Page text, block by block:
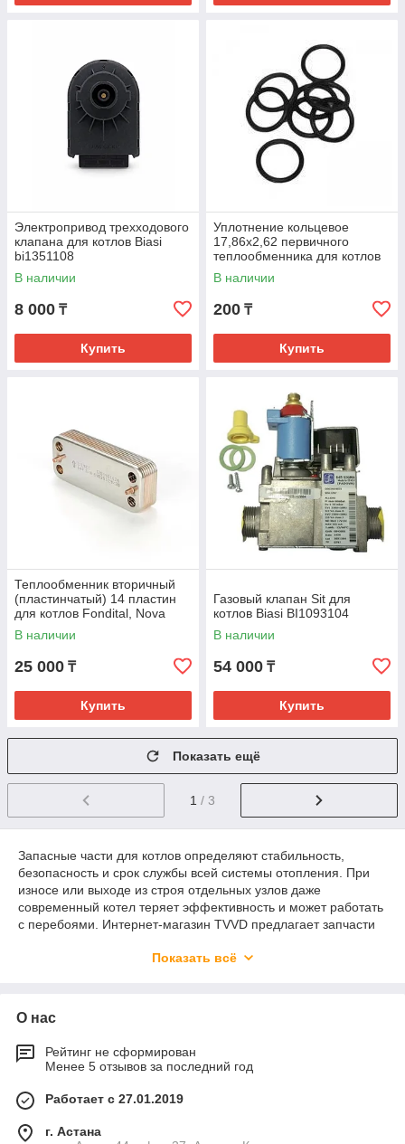
Электропривод трехходового
клапана для котлов Biasi
bi1351108
В наличии
8 000 ₸
Купить
Уплотнение кольцевое
17,86х2,62 первичного
теплообменника для котлов
Baxi 5404600
В наличии
200 ₸
Купить
Теплообменник вторичный
(пластинчатый) 14 пластин
для котлов Fondital, Nova
Florida 6SCAMPIA01
В наличии
25 000 ₸
Купить
Газовый клапан Sit для
котлов Biasi BI1093104
В наличии
54 000 ₸
Купить
Показать ещё
1 / 3
Запасные части для котлов определяют стабильность,
безопасность и срок службы всей системы отопления. При
износе или выходе из строя отдельных узлов даже
современный котел теряет эффективность и может работать
с перебоями. Интернет-магазин TVVD предлагает запчасти
ориентируясь на практичные решения для бытовых и
Запчасти для газовых котлов: что
входит в категорию
Запчасти для газовых котлов включают элементы,
отвечающие за розжиг, регулирование, теплообмен и
безопасность. Каждая деталь выполняет конкретную
функцию и не может быть заменена универсальным
Показать всё
О нас
Рейтинг не сформирован
Менее 5 отзывов за последний год
Работает с 27.01.2019
г. Астана